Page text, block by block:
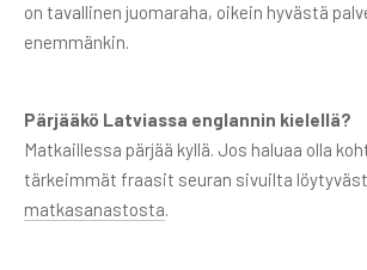
on tavallinen juomaraha, oikein hyvästä
enemmänkin.
Pärjääkö Latviassa englannin kielellä?
Matkaillessa pärjää kyllä. Jos haluaa olla
tärkeimmät fraasit seuran sivuilta
matkasanastosta.